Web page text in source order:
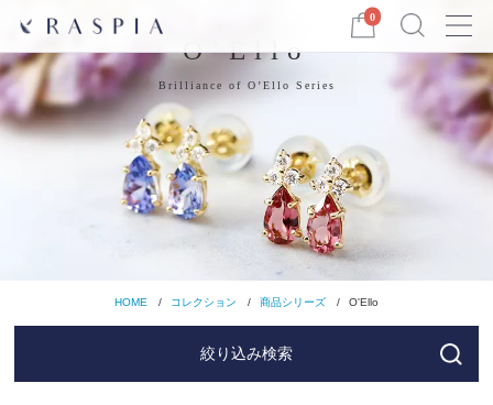
Menu
0
O’Ello
Brilliance of O’Ello Series
HOME コレクション 商品シリーズ O'Ello
絞り込み検索